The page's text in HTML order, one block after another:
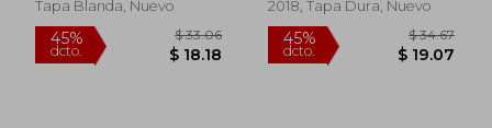
Tapa Blanda, Nuevo 2018, Tapa Dura, Nuevo